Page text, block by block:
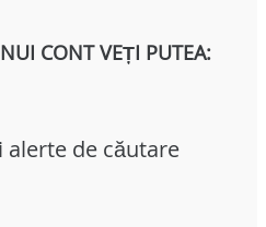
CONT VEȚI PUTEA:
alerte de căutare